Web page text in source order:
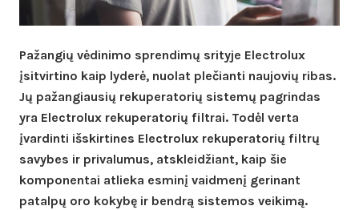
Pažangių vėdinimo sprendimų srityje Electrolux
įsitvirtino kaip lyderė, nuolat plečianti naujovių ribas.
Jų pažangiausių rekuperatorių sistemų pagrindas
yra Electrolux rekuperatorių filtrai. Todėl verta
įvardinti išskirtines Electrolux rekuperatorių filtrų
savybes ir privalumus, atskleidžiant, kaip šie
komponentai atlieka esminį vaidmenį gerinant
patalpų oro kokybę ir bendrą sistemos veikimą.